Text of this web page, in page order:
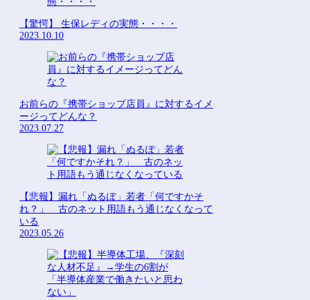
【驚愕】 生保レディの実態・・・・
2023.10.10
お前らの『携帯ショップ店員』に対するイメ
ージってどんな？
2023.07.27
【悲報】漏れ「ぬるぽ」若者「何ですかそ
れ？」 古のネット用語もう通じなくなって
いる
2023.05.26